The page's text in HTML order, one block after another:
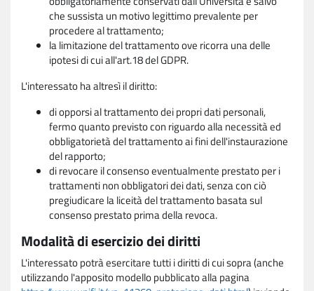
che sussista un motivo legittimo prevalente per
procedere al trattamento;
la limitazione del trattamento ove ricorra una delle
ipotesi di cui all'art.18 del GDPR.
L'interessato ha altresì il diritto:
di opporsi al trattamento dei propri dati personali,
fermo quanto previsto con riguardo alla necessità ed
obbligatorietà del trattamento ai fini dell'instaurazione
del rapporto;
di revocare il consenso eventualmente prestato per i
trattamenti non obbligatori dei dati, senza con ciò
pregiudicare la liceità del trattamento basata sul
consenso prestato prima della revoca.
Modalità di esercizio dei diritti
L'interessato potrà esercitare tutti i diritti di cui sopra (anche
utilizzando l'apposito modello pubblicato alla pagina